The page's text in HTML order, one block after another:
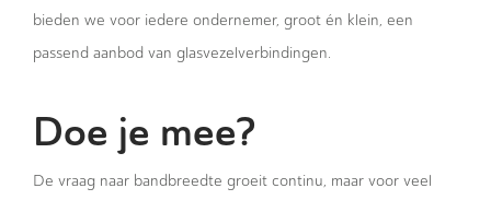
bieden we voor iedere ondernemer, groot én klein, een
passend aanbod van glasvezelverbindingen.
Doe je mee?
De vraag naar bandbreedte groeit continu, maar voor veel